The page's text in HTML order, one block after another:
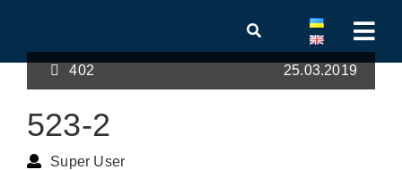
402 25.03.2019
523-2
Super User